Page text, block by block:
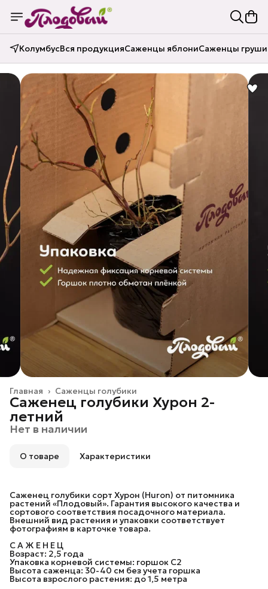
КолумбусВся продукцияСаженцы яблониСаженцы груши
Саженцы голубики
Главная ›
Саженец голубики Хурон 2-
летний
Нет в наличии
О товаре Характеристики
Саженец голубики сорт Хурон (Huron) от питомника
растений «Плодовый». Гарантия высокого качества и
сортового соответствия посадочного материала.
Внешний вид растения и упаковки соответствует
фотографиям в карточке товара.
С А Ж Е Н Е Ц
Возраст: 2,5 года
Упаковка корневой системы: горшок C2
Высота саженца: 30-40 см без учета горшка
Высота взрослого растения: до 1,5 метра